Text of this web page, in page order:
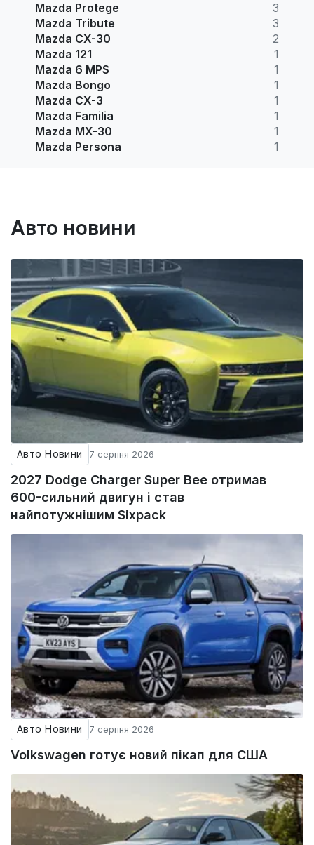
Mazda Protege
3
Mazda Tribute
3
Mazda CX-30
2
Mazda 121
1
Mazda 6 MPS
1
Mazda Bongo
1
Mazda CX-3
1
Mazda Familia
1
Mazda MX-30
1
Mazda Persona
1
Авто новини
Авто Новини 7 серпня 2026
2027 Dodge Charger Super Bee отримав
600-сильний двигун і став
найпотужнішим Sixpack
Авто Новини 7 серпня 2026
Volkswagen готує новий пікап для США